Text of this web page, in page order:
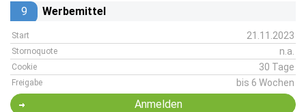
9 Werbemittel
Start 21.11.2023
Stornoquote n.a.
Cookie 30 Tage
Freigabe bis 6 Wochen
Anmelden